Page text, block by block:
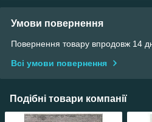
Умови повернення
Повернення товару впродовж 14
Всі умови повернення
Подібні товари компанії